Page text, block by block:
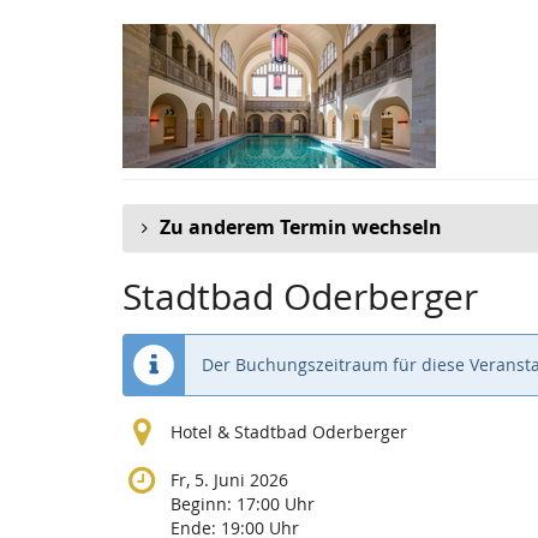
Zu anderem Termin wechseln
Stadtbad Oderberger
Der Buchungszeitraum für diese
Hotel & Stadtbad Oderberger
Fr, 5. Juni 2026
Beginn: 17:00 Uhr
Ende: 19:00 Uhr